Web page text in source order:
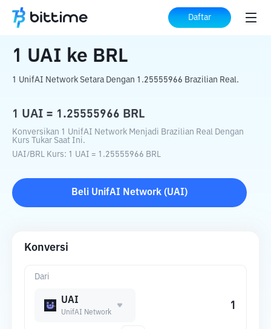
Daftar
Beranda Konverter Kripto ke BRL
1 UAI ke BRL
1 UnifAI Network Setara Dengan 1.25555966 Brazilian Real.
1 UAI = 1.25555966 BRL
Konversikan 1 UnifAI Network Menjadi Brazilian Real Dengan
Kurs Tukar Saat Ini.
UAI/BRL Kurs: 1 UAI = 1.25555966 BRL
Beli UnifAI Network (UAI)
Konversi
Dari
UAI
UnifAI Network